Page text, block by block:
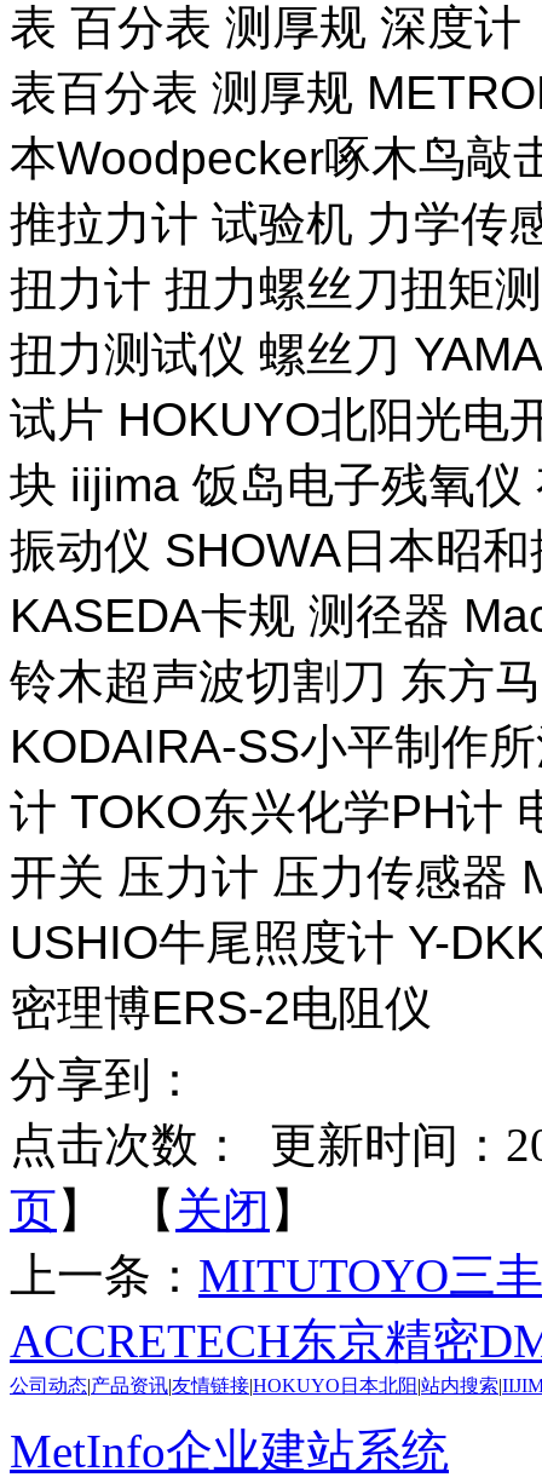
表 百分表 测厚规 深度
表百分表 测厚规
本Woodpecker啄木鸟敲
推拉力计 试验机 力学传
扭力计 扭力螺丝刀扭矩
扭力测试仪 螺丝刀
试片 HOKUYO北阳光电
块 iijima 饭岛电子残氧
振动仪 SHOWA日本昭
KASEDA卡规 测径器
铃木超声波切割刀 东方
KODAIRA-SS小平制作
计 TOKO东兴化学PH计
开关 压力计 压力传感器
USHIO牛尾照度计 Y-
密理博ERS-2电阻仪
分享到：
点击次数：
更新时间：
页】 【 关闭 】
上一条： MITUTOYO三
ACCRETECH东京精密
公司动态 产品资讯友情链接HOKUYO日本北阳 站内搜索
MetInfo企业建站系统